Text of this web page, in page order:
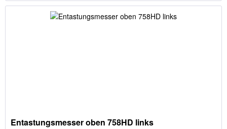
Entastungsmesser oben 758HD links